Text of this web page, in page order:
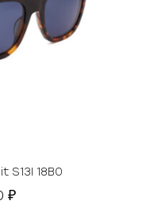
S13I 18B0
₽